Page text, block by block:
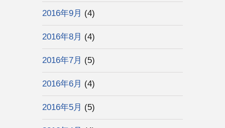
2016年9月 (4)
2016年8月 (4)
2016年7月 (5)
2016年6月 (4)
2016年5月 (5)